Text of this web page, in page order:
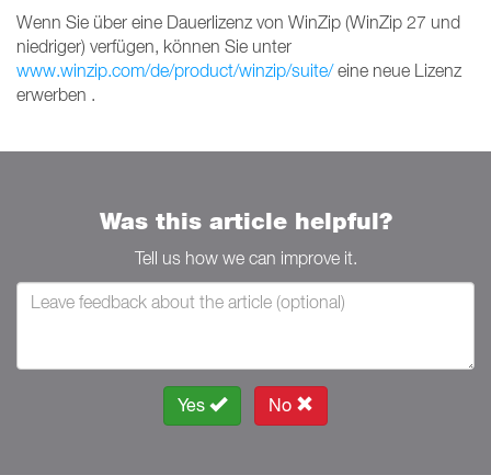
Wenn Sie über eine Dauerlizenz von WinZip (WinZip 27 und
niedriger) verfügen, können Sie unter
www.winzip.com/de/product/winzip/suite/eine neue Lizenz
erwerben .
Was this article helpful?
Tell us how we can improve it.
Yes No